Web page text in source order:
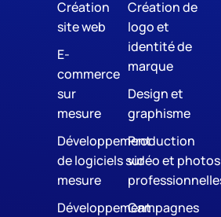
Création
site web
E-
commerce
sur
mesure
Développement
de logiciels sur
mesure
Développement
Création de
logo et
identité de
marque
Design et
graphisme
Production
vidéo et photos
Campagnes